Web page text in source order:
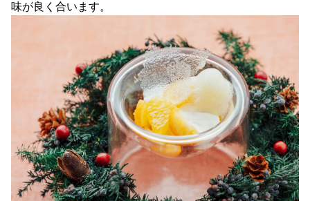
味が良く合います。